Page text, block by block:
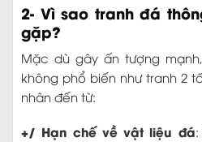
2- Vì sao tranh đá
gặp?
Mặc dù gây ấn tượng
không phổ biến như tranh 2
nhân đến từ:
+/ Hạn chế về vật liệu đá